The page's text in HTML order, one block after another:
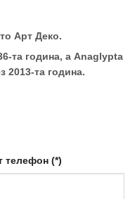
Арт Деко.
та година, а Anaglypta
2013-та година.
телефон (*)